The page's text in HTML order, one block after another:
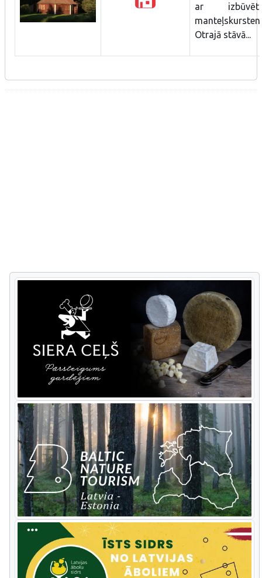
ar
Otrajā stāvā...